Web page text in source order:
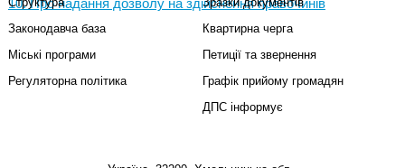
10. Про надання дозволу на здійснення правочинів
Законодавча база
Міські програми
Регуляторна політика
Квартирна черга
Петиції та звернення
Графік прийому громадян
ДПС інформує